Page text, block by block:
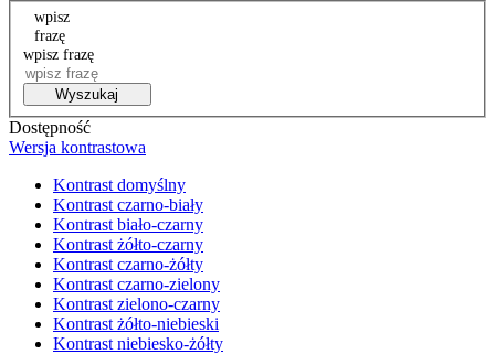
wpisz
frazę
wpisz frazę
Wyszukaj
Dostępność
Wersja kontrastowa
Kontrast domyślny
Kontrast czarno-biały
Kontrast biało-czarny
Kontrast żółto-czarny
Kontrast czarno-żółty
Kontrast czarno-zielony
Kontrast zielono-czarny
Kontrast żółto-niebieski
Kontrast niebiesko-żółty